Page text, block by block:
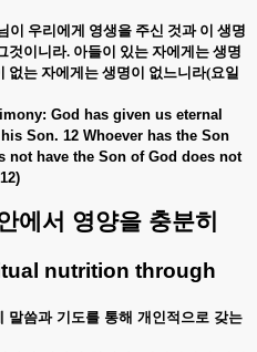
이 우리에게 영생을 주신 것과 이 생명
것이니라. 아들이 있는 자에게는 생명
없는 자에게는 생명이 없느니라(요일
God has given us eternal
Son. 12 Whoever has the Son
not have the Son of God does not
에서 영양을 충분히
nutrition through
말씀과 기도를 통해 개인적으로 갖는